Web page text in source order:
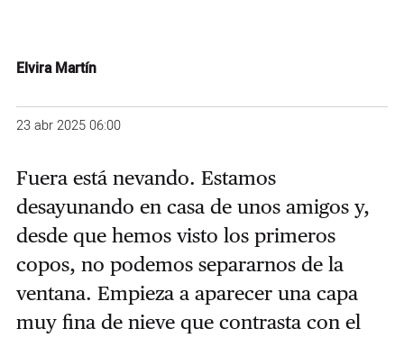
Elvira Martín
23 abr 2025 06:00
Fuera está nevando. Estamos
desayunando en casa de unos amigos y,
desde que hemos visto los primeros
copos, no podemos separarnos de la
ventana. Empieza a aparecer una capa
muy fina de nieve que contrasta con el